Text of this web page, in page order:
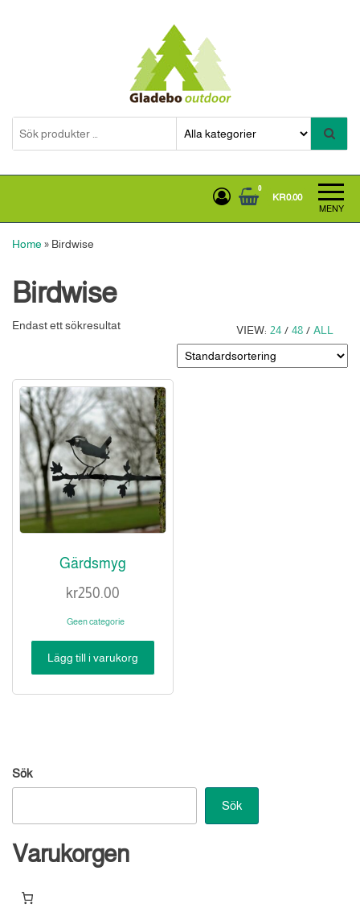
Gladebooutdoor
MENY
0
KR0.00
Home » Birdwise
Birdwise
VIEW: 24 / 48 / ALL
Endast ett sökresultat
Gärdsmyg
kr250.00
Geen categorie
Lägg till i varukorg
Sök
Sök
Varukorgen